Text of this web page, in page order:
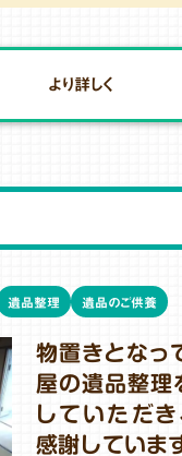
より詳しく
物置きとなっ
屋の遺品整理
していただき
感謝していま
遺品整理 遺品のご供養